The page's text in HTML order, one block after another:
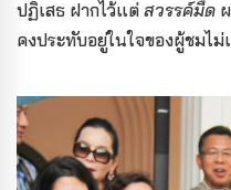
ปฏิเสธ ฝากไว้แต่ สวรรค์มืด
คงประทับอยู่ในใจของผู้ชมไม่